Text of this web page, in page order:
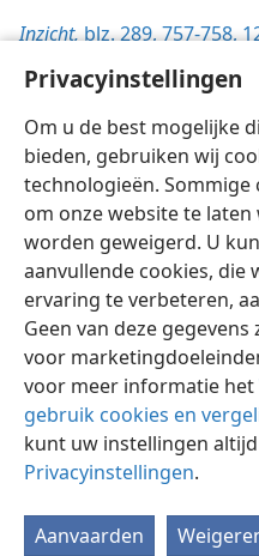
Privacyinstellingen
Om u de best mogelijke
bieden, gebruiken wij
technologieën.
om onze website te
worden geweigerd. U
aanvullende cookies, die
ervaring te verbeteren,
Geen van deze
voor
voor meer informatie het
gebruik cookies en
kunt uw instellingen
Privacyinstellingen.
Aanvaarden
Inzicht,blz. 289,757-758,
De Wachttoren,
1/12/1997, blz. 14
Nederlands
Copyright © 2026 Watch Tower
Gebruiksvoorwaarden